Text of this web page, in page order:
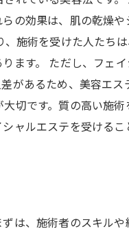
の効果は、肌の乾燥
施術を受けた人たち
ます。 ただし、フェ
があるため、美容エ
切です。質の高い施
ャルエステを受けるこ
は、施術者のスキル